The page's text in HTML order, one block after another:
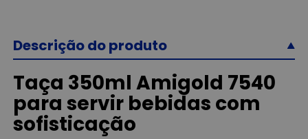
Descrição do produto
Taça 350ml Amigold 7540
para servir bebidas com
sofisticação